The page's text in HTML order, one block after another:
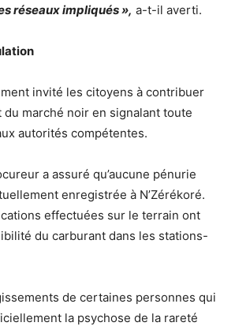
réseaux impliqués », a-t-il averti.
invité les citoyens à contribuer
du marché noir en signalant toute
autorités compétentes.
a assuré qu’aucune pénurie
enregistrée à N’Zérékoré.
effectuées sur le terrain ont
du carburant dans les stations-
de certaines personnes qui
la psychose de la rareté